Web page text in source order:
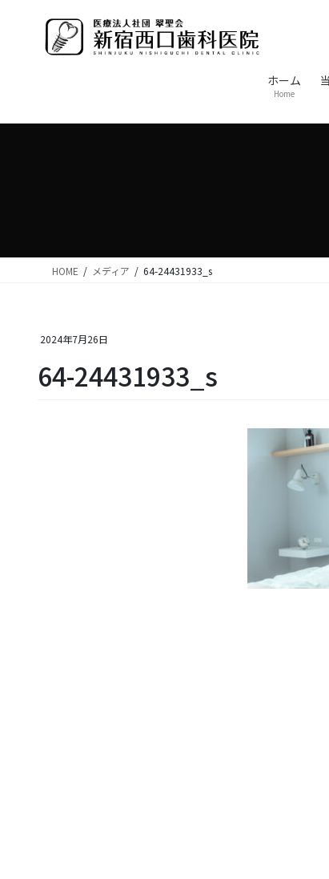
移
ン
ホーム
Home
HOME メディア 64-24431933_s
2024年7月26日
64-24431933_s